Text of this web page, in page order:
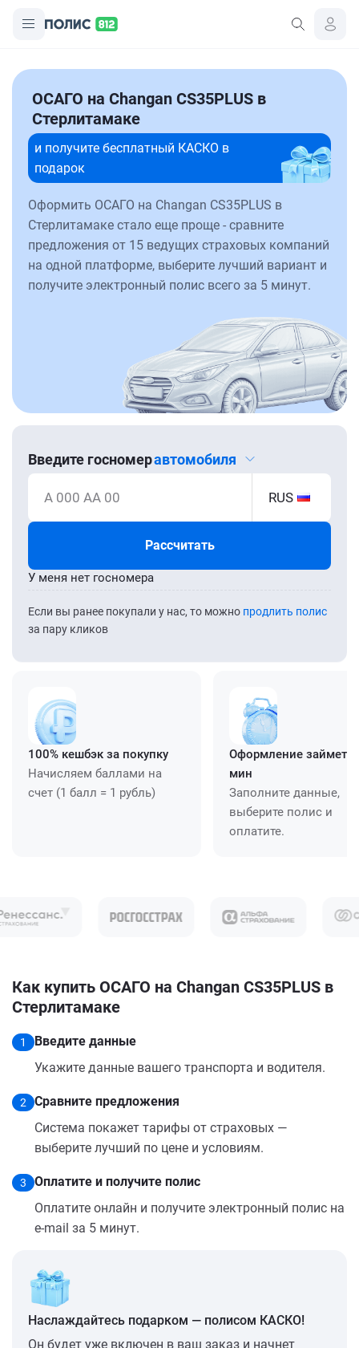
ОСАГО на Changan CS35PLUS в
Стерлитамаке
и получите бесплатный КАСКО в
подарок
Оформить ОСАГО на Changan CS35PLUS в
Стерлитамаке стало еще проще - сравните
предложения от 15 ведущих страховых компаний
на одной платформе, выберите лучший вариант и
получите электронный полис всего за 5 минут.
Введите госномеравтомобиля
А 000 АА 00 RUS
Рассчитать
Если вы ранее покупали у нас, то можно продлить полис
за пару кликов
У меня нет госномера
100% кешбэк за покупку
Начисляем баллами на
счет (1 балл = 1 рубль)
Оформление займет
мин
Заполните данные,
выберите полис и
оплатите.
Как купить ОСАГО на Changan CS35PLUS в
Стерлитамаке
1
Введите данные
Укажите данные вашего транспорта и водителя.
2
Сравните предложения
Система покажет тарифы от страховых —
выберите лучший по цене и условиям.
3
Оплатите и получите полис
Оплатите онлайн и получите электронный полис на
e-mail за 5 минут.
Наслаждайтесь подарком — полисом КАСКО!
Он будет уже включен в ваш заказ и начнет